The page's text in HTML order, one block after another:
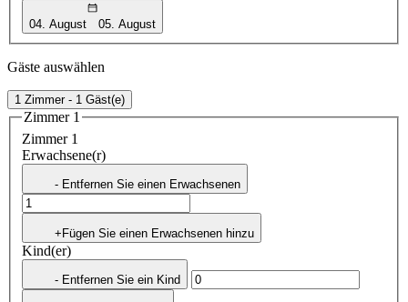
04. August 05. August
Gäste auswählen
1 Zimmer - 1 Gäst(e)
Zimmer 1
Zimmer 1
Erwachsene(r)
- Entfernen Sie einen Erwachsenen
+Fügen Sie einen Erwachsenen hinzu
Kind(er)
- Entfernen Sie ein Kind